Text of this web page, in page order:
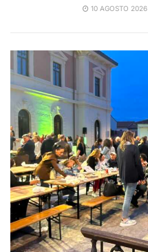
10 AGOSTO 2026